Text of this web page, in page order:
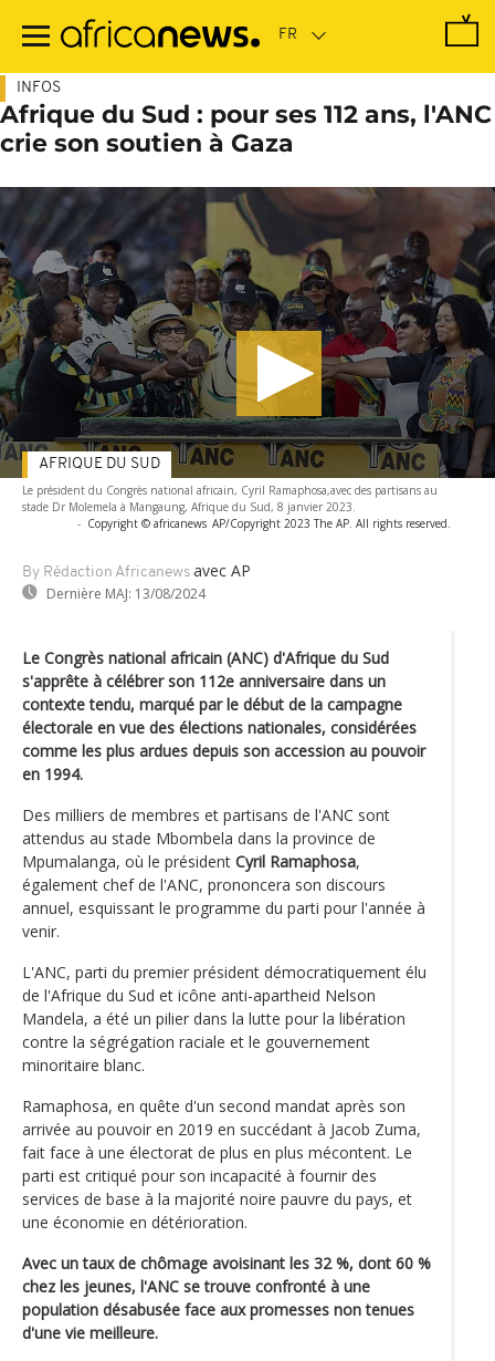
contenu
INFOS
Afrique du Sud : pour ses 112 ans, l'ANC
crie son soutien à Gaza
Le président du Congrès national africain, Cyril Ramaphosa,avec des partisans au
stade Dr Molemela à Mangaung, Afrique du Sud, 8 janvier 2023.
- Copyright © africanews AP/Copyright 2023 The AP. All rights reserved.
By Rédaction Africanews avec AP
Dernière MAJ: 13/08/2024
AFRIQUE DU SUD
Le Congrès national africain (ANC) d'Afrique du Sud
s'apprête à célébrer son 112e anniversaire dans un
contexte tendu, marqué par le début de la campagne
électorale en vue des élections nationales, considérées
comme les plus ardues depuis son accession au pouvoir
en 1994.
Des milliers de membres et partisans de l'ANC sont
attendus au stade Mbombela dans la province de
Mpumalanga, où le président Cyril Ramaphosa,
également chef de l'ANC, prononcera son discours
annuel, esquissant le programme du parti pour l'année à
venir.
L'ANC, parti du premier président démocratiquement élu
de l'Afrique du Sud et icône anti-apartheid Nelson
Mandela, a été un pilier dans la lutte pour la libération
contre la ségrégation raciale et le gouvernement
minoritaire blanc.
Ramaphosa, en quête d'un second mandat après son
arrivée au pouvoir en 2019 en succédant à Jacob Zuma,
fait face à une électorat de plus en plus mécontent. Le
parti est critiqué pour son incapacité à fournir des
services de base à la majorité noire pauvre du pays, et
une économie en détérioration.
Avec un taux de chômage avoisinant les 32 %, dont 60 %
chez les jeunes, l'ANC se trouve confronté à une
population désabusée face aux promesses non tenues
d'une vie meilleure.